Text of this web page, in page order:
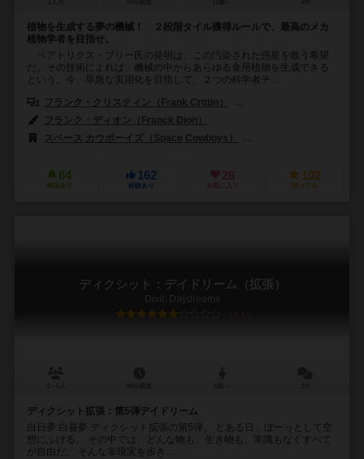
植物を生成する夢の機械！ ２段階タイル獲得ルールで、最高のメカ
植物学者を目指せ。
ベアトリクス・ブリー氏の発明は、この汚染された惑星を救う希望
だ。その技術によれば、機械の中からあらゆる食用植物を生成できる
という。今、早急な実用化を目指して、２つの科学者チ...
フランク・クリスティン（Frank Crittin）
フランク・ディオン（Franck Dion）
スペース カウボーイズ（Space Cowboys）
64
興味あり
162
経験あり
26
お気に入り
102
持ってる
ディクシット：デイドリーム（拡張）
Dixit: Daydreams
6.1
ディクシット拡張：第5弾デイドリーム
白日夢:白昼夢 ディクシット拡張の第5弾。 とある日、ぼーっとして空
想にふける。 その中では、どんな物も、生き物も、常識もなくすべて
が自由だ。 そんな非現実を歩き...